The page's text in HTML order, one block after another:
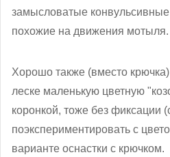
замысловатые
похожие на движения мотыля.
Хорошо также (вместо
леске маленькую цветную
коронкой, тоже без фиксации
поэкспериментировать с
варианте оснастки с крючком.